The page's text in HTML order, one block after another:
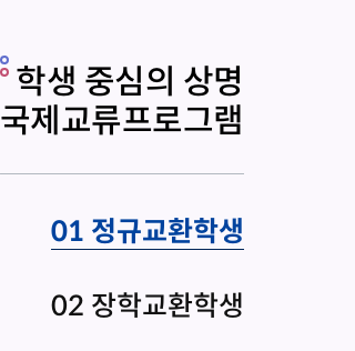
학생 중심의 상명
국제교류프로그램
01 정규교환학생
02 장학교환학생